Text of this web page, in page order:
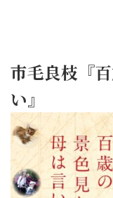
市毛良枝『
い』